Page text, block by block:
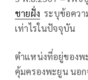
ชายฝั่ง ระบุข้อคว
เท่าไรในปัจจุบัน
ตำแหน่งที่อยู่ของพ
คุ้มครองพะยูน นอก